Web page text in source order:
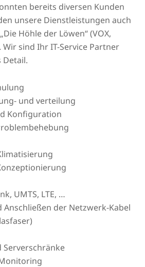
bereits diversen Kunden
unsere Dienstleistungen auch
Höhle der Löwen“ (VOX,
sind Ihr IT-Service Partner
Detail.
und verteilung
Konfiguration
UMTS, LTE, …
Anschließen der Netzwerk-Kabel
Serverschränke